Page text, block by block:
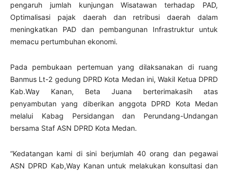
pengaruh jumlah kunjungan Wisatawan terhadap PAD,
Optimalisasi pajak daerah dan retribusi daerah dalam
meningkatkan PAD dan pembangunan Infrastruktur untuk
memacu pertumbuhan ekonomi.
Pada pembukaan pertemuan yang dilaksanakan di ruang
Banmus Lt-2 gedung DPRD Kota Medan ini, Wakil Ketua DPRD
Kab.Way Kanan, Beta Juana berterimakasih atas
penyambutan yang diberikan anggota DPRD Kota Medan
melalui Kabag Persidangan dan Perundang-Undangan
bersama Staf ASN DPRD Kota Medan.
“Kedatangan kami di sini berjumlah 40 orang dan pegawai
ASN DPRD Kab,Way Kanan untuk melakukan konsultasi dan